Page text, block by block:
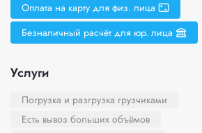
Оплата на карту для физ. лица
Безналичный расчёт для юр. лица
Услуги
Погрузка и разгрузка грузчиками
Есть вывоз больших объёмов